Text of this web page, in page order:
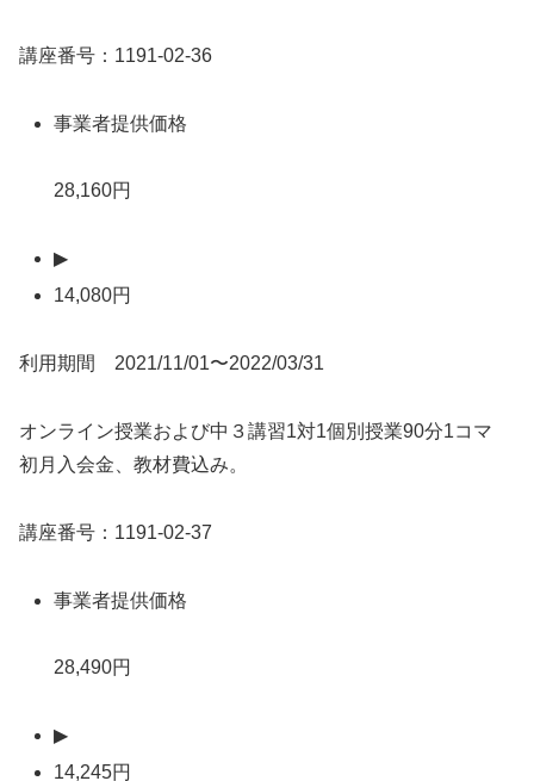
講座番号：1191-02-36
事業者提供価格
28,160円
▶
14,080円
利用期間 2021/11/01〜2022/03/31
オンライン授業および中３講習1対1個別授業90分1コマ
初月入会金、教材費込み。
講座番号：1191-02-37
事業者提供価格
28,490円
▶
14,245円